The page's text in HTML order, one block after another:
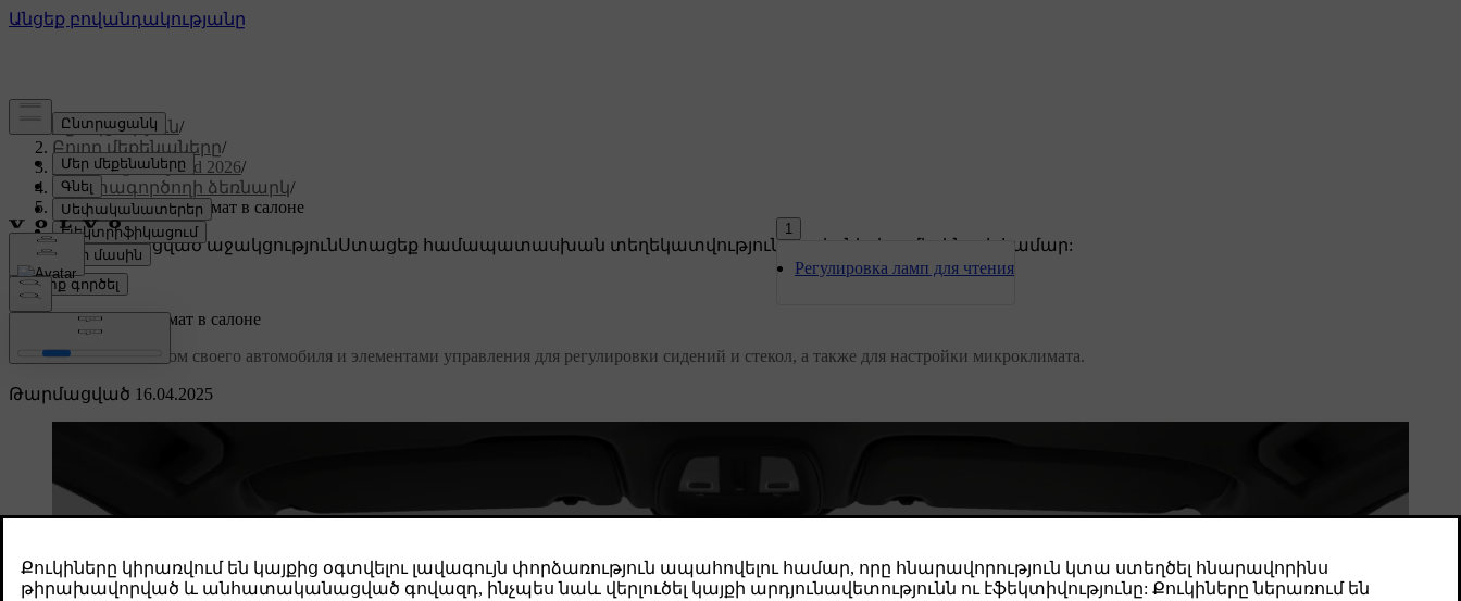
Աջակցություն/
Բոլոր մեքենաները/
XC60 Plug-in Hybrid 2026/
Օգտագործողի ձեռնարկ/
Комфорт и микроклимат в салоне
Անհատականացված աջակցությունՍտացեք համապատասխան տեղեկատվություն ձեր կոնկրետ մեքենայի համար:
Մուտք գործել
Թարմացված 16.04.2025
Комфорт и микроклимат в салоне
Ознакомьтесь с салоном своего автомобиля и элементами управления для регулировки сидений и стекол, а также для настройки микроклимата.
1
Регулировка ламп для чтения